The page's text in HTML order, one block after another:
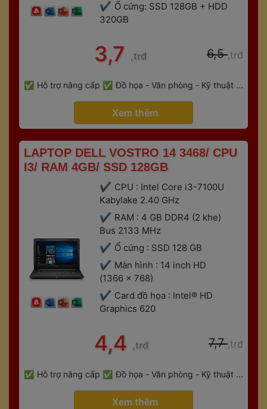
Ổ cứng: SSD 128GB + HDD
320GB
3,7 ,trđ 6,5 ,trđ
Hỗ trợ nâng cấp
Đồ họa - Văn phòng - Kỹ thuật -
Xem thêm
LAPTOP DELL VOSTRO 14 3468/ CPU
I3/ RAM 4GB/ SSD 128GB
CPU : Intel Core i3-7100U
Kabylake 2.40 GHz
RAM : 4 GB DDR4 (2 khe)
Bus 2133 MHz
Ổ cứng : SSD 128 GB
Màn hình : 14 inch HD
(1366 x 768)
Card đồ họa : Intel® HD
Graphics 620
4,4 ,trđ 7,7 ,trđ
Hỗ trợ nâng cấp
Đồ họa - Văn phòng - Kỹ thuật -
Xem thêm